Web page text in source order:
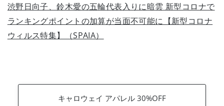
渋野日向子、鈴木愛の五輪代表入りに暗雲 新型コロナで
ランキングポイントの加算が当面不可能に【新型コロナ
ウィルス特集】（SPAIA）
キャロウェイ アパレル 30%OFF